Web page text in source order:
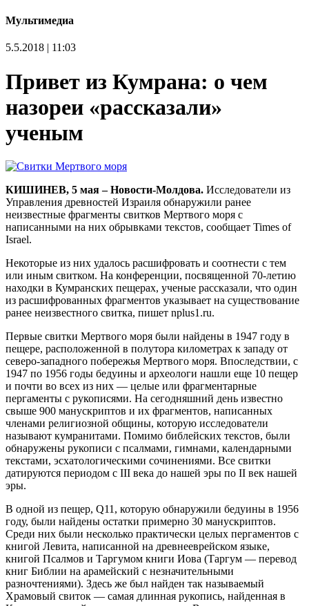
Мультимедиа
5.5.2018 | 11:03
Привет из Кумрана: о чем
назореи «рассказали»
ученым
КИШИНЕВ, 5 мая – Новости-Молдова. Исследователи из
Управления древностей Израиля обнаружили ранее
неизвестные фрагменты свитков Мертвого моря с
написанными на них обрывками текстов, сообщает Times of
Israel.
Некоторые из них удалось расшифровать и соотнести с тем
или иным свитком. На конференции, посвященной 70-летию
находки в Кумранских пещерах, ученые рассказали, что один
из расшифрованных фрагментов указывает на существование
ранее неизвестного свитка, пишет nplus1.ru.
Первые свитки Мертвого моря были найдены в 1947 году в
пещере, расположенной в полутора километрах к западу от
северо-западного побережья Мертвого моря. Впоследствии, с
1947 по 1956 годы бедуины и археологи нашли еще 10 пещер
и почти во всех из них — целые или фрагментарные
пергаменты с рукописями. На сегодняшний день известно
свыше 900 манускриптов и их фрагментов, написанных
членами религиозной общины, которую исследователи
называют кумранитами. Помимо библейских текстов, были
обнаружены рукописи с псалмами, гимнами, календарными
текстами, эсхатологическими сочинениями. Все свитки
датируются периодом с III века до нашей эры по II век нашей
эры.
В одной из пещер, Q11, которую обнаружили бедуины в 1956
году, были найдены остатки примерно 30 манускриптов.
Среди них были несколько практически целых пергаментов с
книгой Левита, написанной на древнееврейском языке,
книгой Псалмов и Таргумом книги Иова (Таргум — перевод
книг Библии на арамейский с незначительными
разночтениями). Здесь же был найден так называемый
Храмовый свиток — самая длинная рукопись, найденная в